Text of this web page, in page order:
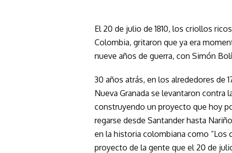
El 20 de julio de 1810, los criollos
Colombia, gritaron que ya era
nueve años de guerra, con Simón
30 años atrás, en los alrededores de
Nueva Granada se levantaron contra
construyendo un proyecto que hoy
regarse desde Santander hasta
en la historia colombiana como “Los
proyecto de la gente que el 20 de